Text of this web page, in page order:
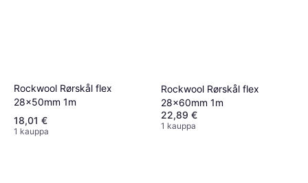
Rockwool Rørskål flex
28x50mm 1m
18,01 €
1 kauppa
Rockwool Rørskål flex
28x60mm 1m
22,89 €
1 kauppa